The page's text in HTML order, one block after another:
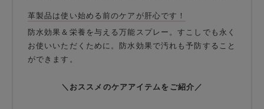
革製品は使い始める前のケアが肝心です！
防水効果＆栄養を与える万能スプレー。すこしでも永く
お使いいただくために。防水効果で汚れも予防すること
ができます。
＼おススメのケアアイテムをご紹介／